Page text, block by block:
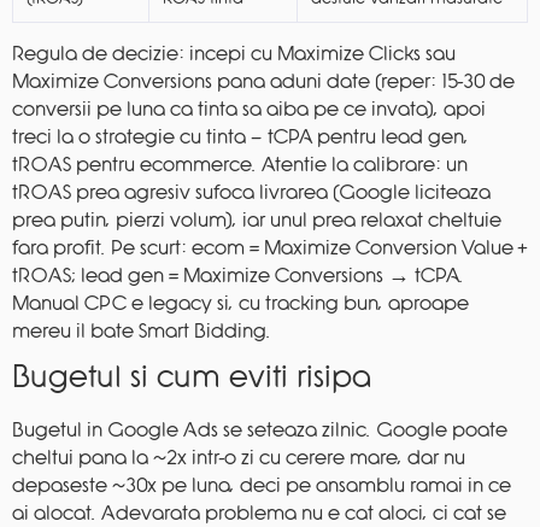
Regula de decizie: incepi cu Maximize Clicks sau
Maximize Conversions pana aduni date (reper: 15-30 de
conversii pe luna ca tinta sa aiba pe ce invata), apoi
treci la o strategie cu tinta — tCPA pentru lead gen,
tROAS pentru ecommerce. Atentie la calibrare: un
tROAS prea agresiv sufoca livrarea (Google liciteaza
prea putin, pierzi volum), iar unul prea relaxat cheltuie
fara profit. Pe scurt: ecom = Maximize Conversion Value +
tROAS; lead gen = Maximize Conversions → tCPA.
Manual CPC e legacy si, cu tracking bun, aproape
mereu il bate Smart Bidding.
Bugetul si cum eviti risipa
Bugetul in Google Ads se seteaza zilnic. Google poate
cheltui pana la ~2x intr-o zi cu cerere mare, dar nu
depaseste ~30x pe luna, deci pe ansamblu ramai in ce
ai alocat. Adevarata problema nu e cat aloci, ci cat se